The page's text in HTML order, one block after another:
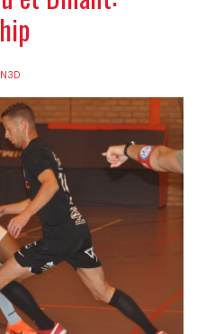
N3D